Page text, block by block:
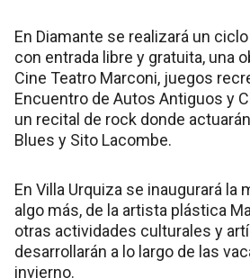
En Diamante se realizará un
con entrada libre y gratuita, una
Cine Teatro Marconi, juegos
Encuentro de Autos Antiguos y
un recital de rock donde
Blues y Sito Lacombe.
En Villa Urquiza se inaugurará la
algo más, de la artista plástica
otras actividades culturales y
desarrollarán a lo largo de las
invierno.